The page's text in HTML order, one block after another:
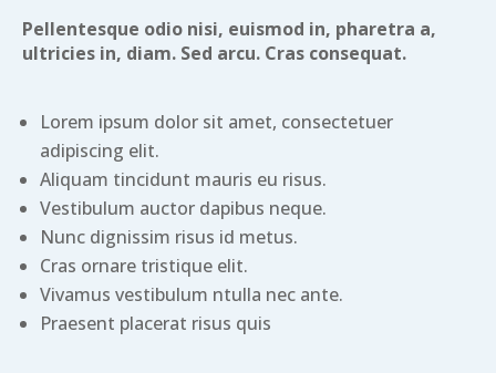
Pellentesque odio nisi, euismod in, pharetra a,
ultricies in, diam. Sed arcu. Cras consequat.
Lorem ipsum dolor sit amet, consectetuer
adipiscing elit.
Aliquam tincidunt mauris eu risus.
Vestibulum auctor dapibus neque.
Nunc dignissim risus id metus.
Cras ornare tristique elit.
Vivamus vestibulum ntulla nec ante.
Praesent placerat risus quis